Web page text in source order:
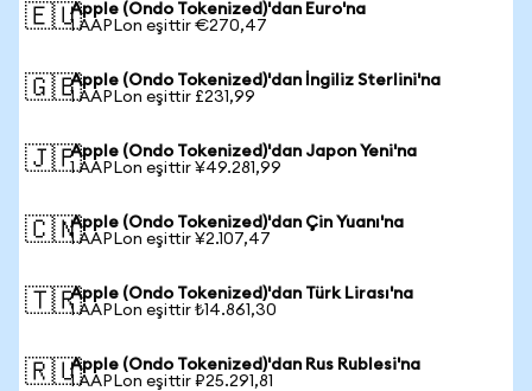
🇪🇺Apple (Ondo Tokenized)'dan Euro'na
1 AAPLon eşittir €270,47
🇬🇧Apple (Ondo Tokenized)'dan İngiliz Sterlini'na
1 AAPLon eşittir £231,99
🇯🇵Apple (Ondo Tokenized)'dan Japon Yeni'na
1 AAPLon eşittir ¥49.281,99
🇨🇳Apple (Ondo Tokenized)'dan Çin Yuanı'na
1 AAPLon eşittir ¥2.107,47
🇹🇷Apple (Ondo Tokenized)'dan Türk Lirası'na
1 AAPLon eşittir ₺14.861,30
🇷🇺Apple (Ondo Tokenized)'dan Rus Rublesi'na
1 AAPLon eşittir ₽25.291,81